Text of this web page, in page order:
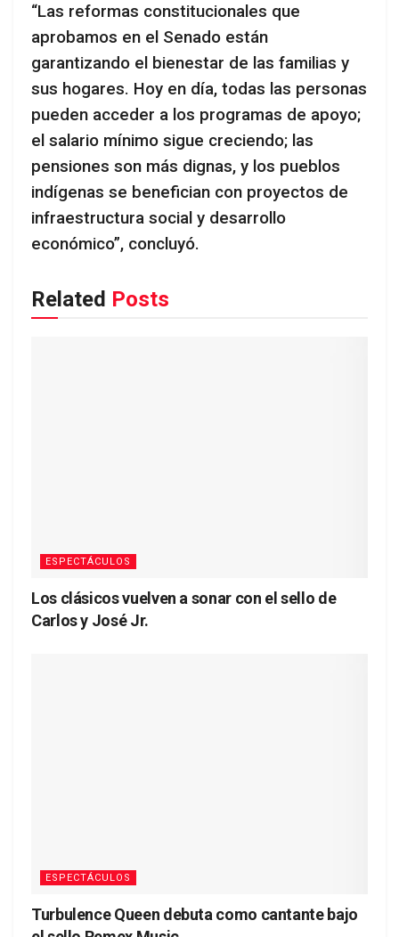
“Las reformas constitucionales que
aprobamos en el Senado están
garantizando el bienestar de las familias y
sus hogares. Hoy en día, todas las personas
pueden acceder a los programas de apoyo;
el salario mínimo sigue creciendo; las
pensiones son más dignas, y los pueblos
indígenas se benefician con proyectos de
infraestructura social y desarrollo
económico”, concluyó.
Related Posts
ESPECTÁCULOS
Los clásicos vuelven a sonar con el sello de
Carlos y José Jr.
ESPECTÁCULOS
Turbulence Queen debuta como cantante bajo